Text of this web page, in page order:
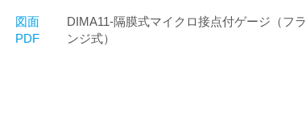
図面
PDF
DIMA11-隔膜式マイクロ接点付ゲージ（フラ
ンジ式）